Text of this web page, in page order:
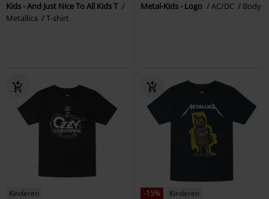
Kids - And Just Nice To All Kids T
Metallica
T-shirt
Metal-Kids - Logo AC/DC Body
Kinderen -15%
Kinderen